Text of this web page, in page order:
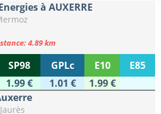
à AUXERRE
4.89 km
SP98 GPLc E10
E85
1.99 € 1.01 €
1.99 €